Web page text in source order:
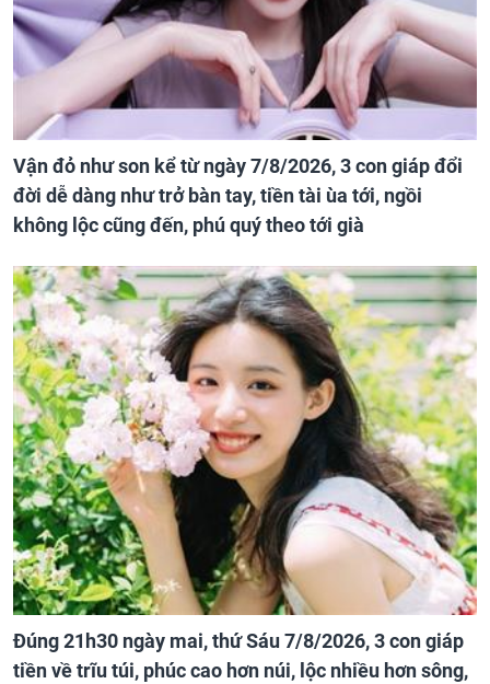
Vận đỏ như son kể từ ngày 7/8/2026, 3 con giáp đổi
đời dễ dàng như trở bàn tay, tiền tài ùa tới, ngồi
không lộc cũng đến, phú quý theo tới già
Đúng 21h30 ngày mai, thứ Sáu 7/8/2026, 3 con giáp
tiền về trĩu túi, phúc cao hơn núi, lộc nhiều hơn sông,